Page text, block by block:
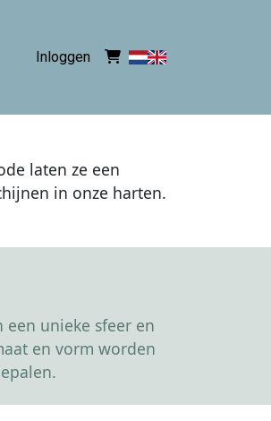
Inloggen
laten ze een
in onze harten.
een unieke sfeer en
en vorm worden